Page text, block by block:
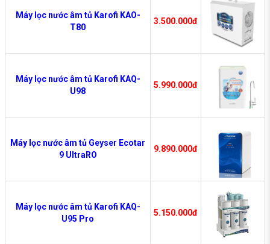
Máy lọc nước âm tủ Karofi KAO-
T80
3.500.000đ
Máy lọc nước âm tủ Karofi KAQ-
U98
5.990.000đ
Máy lọc nước âm tủ Geyser Ecotar
9 UltraRO
9.890.000đ
Máy lọc nước âm tủ Karofi KAQ-
U95 Pro
5.150.000đ